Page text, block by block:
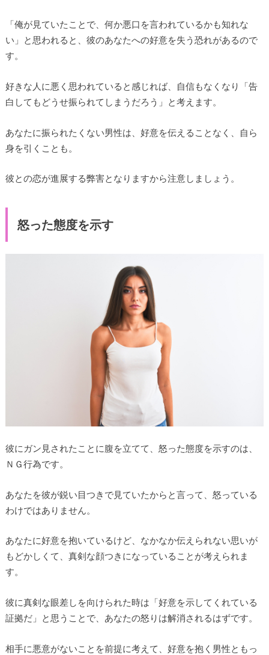
「俺が見ていたことで、何か悪口を言われているかも知れな
い」と思われると、彼のあなたへの好意を失う恐れがあるので
す。
好きな人に悪く思われていると感じれば、自信もなくなり「告
白してもどうせ振られてしまうだろう」と考えます。
あなたに振られたくない男性は、好意を伝えることなく、自ら
身を引くことも。
彼との恋が進展する弊害となりますから注意しましょう。
怒った態度を示す
彼にガン見されたことに腹を立てて、怒った態度を示すのは、
ＮＧ行為です。
あなたを彼が鋭い目つきで見ていたからと言って、怒っている
わけではありません。
あなたに好意を抱いているけど、なかなか伝えられない思いが
もどかしくて、真剣な顔つきになっていることが考えられま
す。
彼に真剣な眼差しを向けられた時は「好意を示してくれている
証拠だ」と思うことで、あなたの怒りは解消されるはずです。
相手に悪意がないことを前提に考えて、好意を抱く男性ともっ